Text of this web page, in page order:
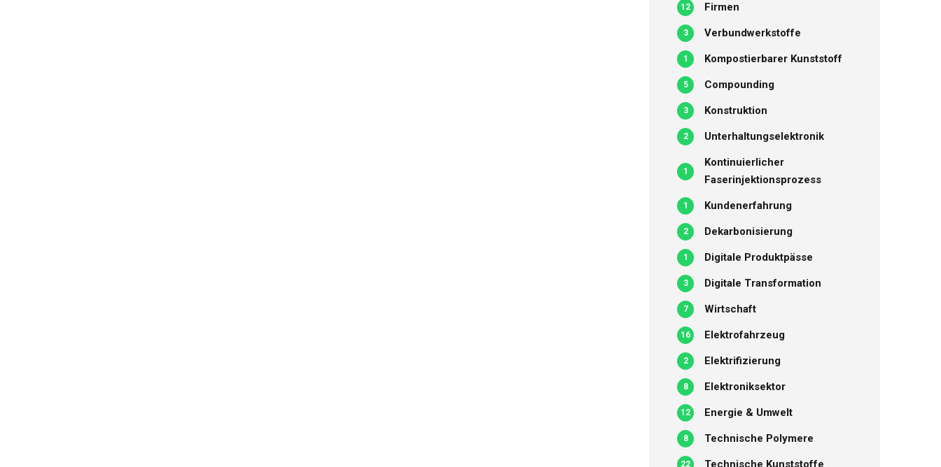
Firmen
12
Verbundwerkstoffe
3
Kompostierbarer Kunststoff
1
Compounding
5
Konstruktion
3
Unterhaltungselektronik
2
Kontinuierlicher
Faserinjektionsprozess
1
Kundenerfahrung
1
Dekarbonisierung
2
Digitale Produktpässe
1
Digitale Transformation
3
Wirtschaft
7
Elektrofahrzeug
16
Elektrifizierung
2
Elektroniksektor
8
Energie & Umwelt
12
Technische Polymere
8
Technische Kunststoffe
22